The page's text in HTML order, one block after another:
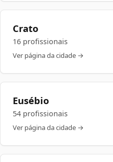
Crato
16 profissionais
Ver página da cidade →
Eusébio
54 profissionais
Ver página da cidade →